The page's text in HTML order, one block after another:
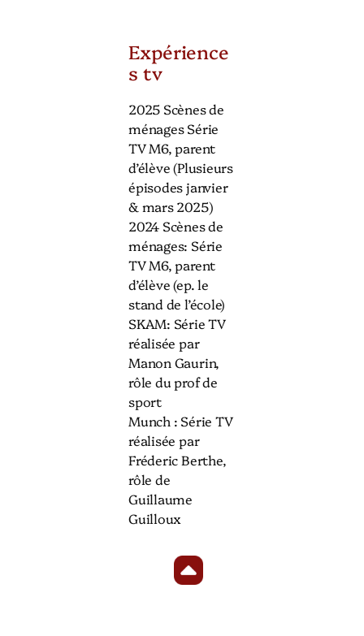
Expérience
s tv
2025 Scènes de
ménages Série
TV M6, parent
d’élève (Plusieurs
épisodes janvier
& mars 2025)
2024 Scènes de
ménages: Série
TV M6, parent
d’élève (ep. le
stand de l’école)
SKAM: Série TV
réalisée par
Manon Gaurin,
rôle du prof de
sport
Munch : Série TV
réalisée par
Fréderic Berthe,
rôle de
Guillaume
Guilloux